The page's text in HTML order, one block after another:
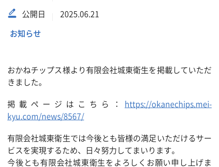
公開日 2025.06.21
お知らせ
おかねチップス様より有限会社城東衛生を掲載していただ
きました。
掲載ページはこちら：
https://okanechips.mei-
kyu.com/news/8567/
有限会社城東衛生では今後とも皆様の満足いただけるサー
ビスを実現するため、日々努力してまいります。
今後とも有限会社城東衛生をよろしくお願い申し上げま